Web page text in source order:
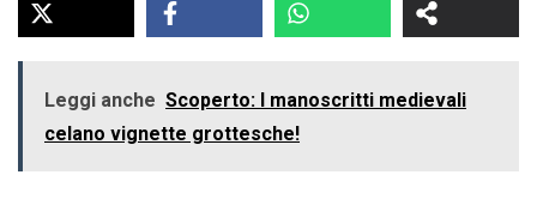
Leggi anche Scoperto: I manoscritti medievali
celano vignette grottesche!